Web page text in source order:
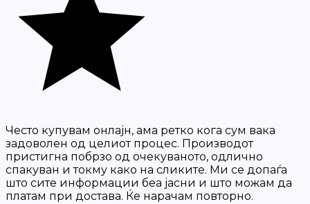
Често купувам онлајн, ама ретко кога сум вака
задоволен од целиот процес. Производот
пристигна побрзо од очекуваното, одлично
спакуван и токму како на сликите. Ми се допаѓа
што сите информации беа јасни и што можам да
платам при достава. Ќе нарачам повторно.